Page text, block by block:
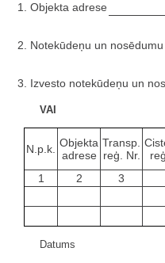
1. Objekta adrese
2. Notekūdeņu un
3. Izvesto notekūdeņu un
VAI
N.p.k. Objekta
adrese
Transp.
reģ. Nr.
1
2 3
Datums